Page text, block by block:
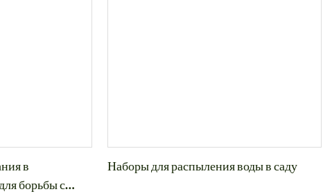
в
борьбы с
Наборы для распыления воды в саду